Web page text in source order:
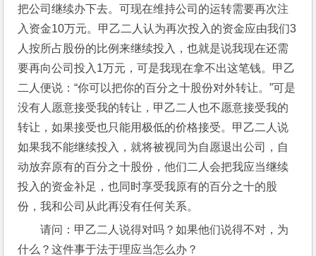
把公司继续办下去。可现在维持公司的运转需要再次注
入资金10万元。甲乙二人认为再次投入的资金应由我们3
人按所占股份的比例来继续投入，也就是说我现在还需
要再向公司投入1万元，可是我现在拿不出这笔钱。甲乙
二人便说：“你可以把你的百分之十股份对外转让。”可是
没有人愿意接受我的转让，甲乙二人也不愿意接受我的
转让，如果接受也只能用极低的价格接受。甲乙二人说
如果我不能继续投入，就将被视同为自愿退出公司，自
动放弃原有的百分之十股份，他们二人会把我应当继续
投入的资金补足，也同时享受我原有的百分之十的股
份，我和公司从此再没有任何关系。
请问：甲乙二人说得对吗？如果他们说得不对，为
什么？这件事于法于理应当怎么办？